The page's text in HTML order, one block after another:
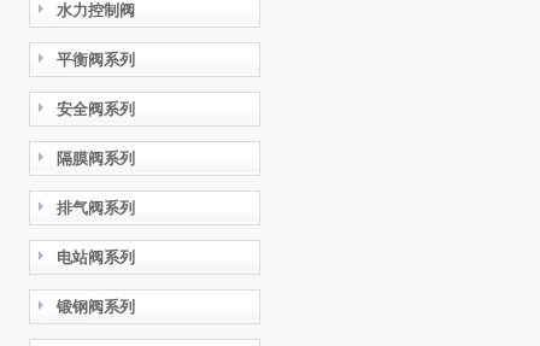
水力控制阀
平衡阀系列
安全阀系列
隔膜阀系列
排气阀系列
电站阀系列
锻钢阀系列